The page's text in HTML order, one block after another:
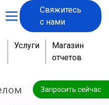
Свяжитесь
с нами
Услуги
Магазин
отчетов
Запросить сейчас